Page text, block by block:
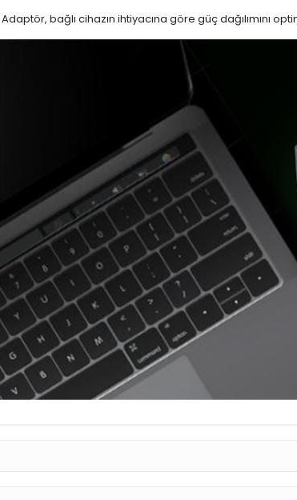
Adaptör, bağlı cihazın ihtiyacına göre güç dağılımını